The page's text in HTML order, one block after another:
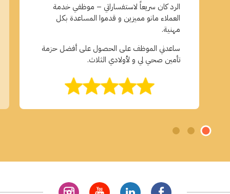
الرد كان سريعاً لاستفساراتي – موظفي خدمة
العملاء مانو مميزين و قدموا المساعدة بكل
مهنية.
ساعدني الموظف على الحصول على أفضل حزمة
تأمين صحي لي و لأولادي الثلاث.